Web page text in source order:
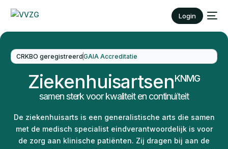
Login
CRKBO geregistreerdGAIA Accreditatie
ZiekenhuisartsenKNMG
samen sterk voor kwaliteit en continuïteit
De ziekenhuisarts is een generalistische arts die samen
met de medisch specialist eindverantwoordelijk is voor
de zorg aan klinische patiënten. Zij dragen bij aan de